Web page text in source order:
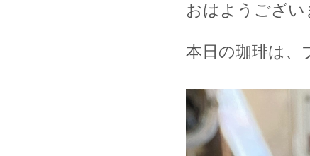
おはようござい
本日の珈琲は、